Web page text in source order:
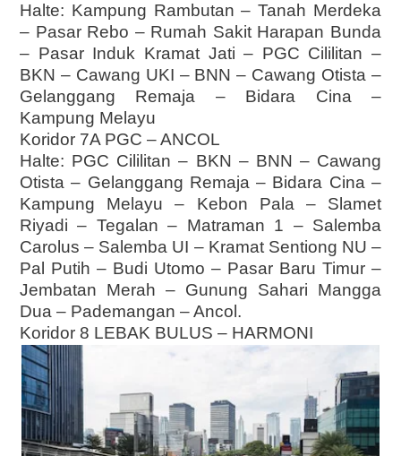
Halte: Kampung Rambutan – Tanah Merdeka
– Pasar Rebo – Rumah Sakit Harapan Bunda
– Pasar Induk Kramat Jati – PGC Cililitan –
BKN – Cawang UKI – BNN – Cawang Otista –
Gelanggang Remaja – Bidara Cina –
Kampung Melayu
Koridor 7A PGC – ANCOL
Halte: PGC Cililitan – BKN – BNN – Cawang
Otista – Gelanggang Remaja – Bidara Cina –
Kampung Melayu – Kebon Pala – Slamet
Riyadi – Tegalan – Matraman 1 – Salemba
Carolus – Salemba UI – Kramat Sentiong NU –
Pal Putih – Budi Utomo – Pasar Baru Timur –
Jembatan Merah – Gunung Sahari Mangga
Dua – Pademangan – Ancol.
Koridor 8 LEBAK BULUS – HARMONI